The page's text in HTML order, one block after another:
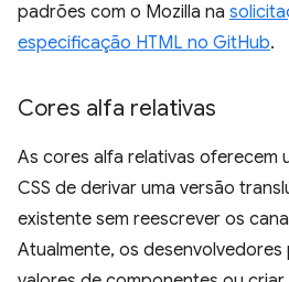
padrões com o Mozilla na
especificação HTML no GitHub.
Cores alfa relativas
As cores alfa relativas oferecem
CSS de derivar uma versão
existente sem reescrever os
Atualmente, os